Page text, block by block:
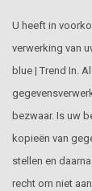
U heeft in
verwerking van
blue | Trend In.
bezwaar. Is uw
kopieën van
stellen en
recht om niet